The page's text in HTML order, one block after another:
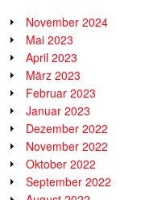
November 2024
Mai 2023
April 2023
März 2023
Februar 2023
Januar 2023
Dezember 2022
November 2022
Oktober 2022
September 2022